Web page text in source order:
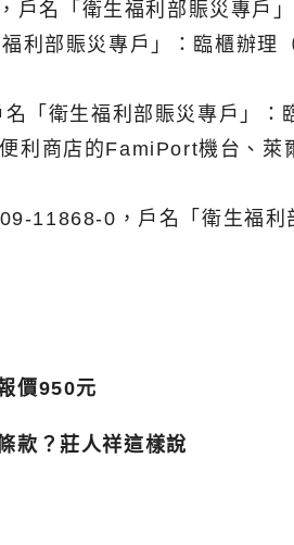
名「衛生福利部賑災專戶
利部賑災專戶」：臨櫃辦
「衛生福利部賑災專戶」：
利商店的FamiPort機台、
11868-0，戶名「衛生福利
價950元
款？莊人祥這樣說